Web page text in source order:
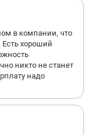
в компании, что
хороший
никто не станет
надо